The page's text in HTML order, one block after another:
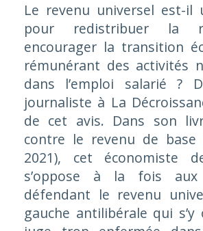
Le revenu universel est-il
pour redistribuer la
encourager la transition
rémunérant des activités
dans l’emploi salarié ?
journaliste à La
de cet avis. Dans son
contre le revenu de base
2021), cet économiste
s’oppose à la fois aux
défendant le revenu
gauche antilibérale qui s’y